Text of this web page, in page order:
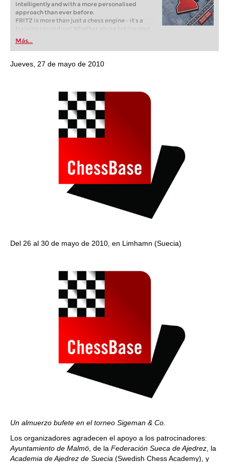
intelligently and with a more personalised
approach than ever before.
FRITZ is more than just a chess engine – it’s a
training revolution! Whether you’re taking your
first steps into the world of club chess, or already
playing at a tournament level: with FRITZ, you can
train more efficiently, intelligently and with a
more personalised approach than ever before.
Más...
Jueves, 27 de mayo de 2010
Del 26 al 30 de mayo de 2010, en Limhamn (Suecia)
Un almuerzo bufete en el torneo Sigeman & Co.
Los organizadores agradecen el apoyo a los patrocinadores:
Ayuntamiento de Malmö , de la Federación Sueca de Ajedrez , la
Academia de Ajedrez de Suecia (Swedish Chess Academy), y